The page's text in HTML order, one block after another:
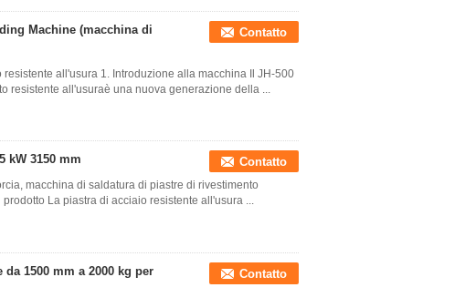
Machine (macchina di
Contatto
all'usura 1. Introduzione alla macchina Il JH-500
resistente all'usuraè una nuova generazione della ...
kW 3150 mm Contatto
macchina di saldatura di piastre di rivestimento
La piastra di acciaio resistente all'usura ...
1500 mm a 2000 kg per
Contatto